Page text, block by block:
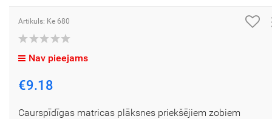
Artikuls: Ke 680
Nav pieejams
€9.18
Caurspīdīgas matricas plāksnes priekšējiem zobiem